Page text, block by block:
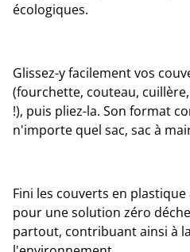
écologiques.
Glissez-y facilement vos
(fourchette, couteau,
!), puis pliez-la. Son format
n'importe quel sac, sac à
Fini les couverts en
pour une solution zéro
partout, contribuant ainsi à